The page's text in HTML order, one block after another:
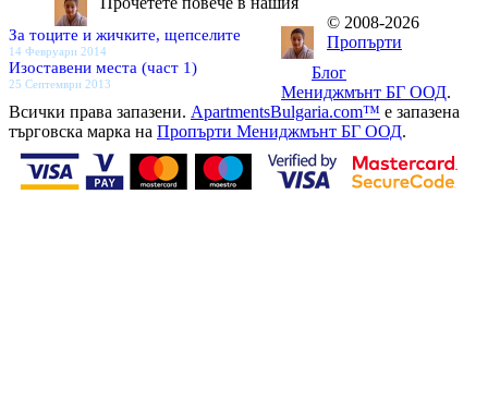
За тоците и жичките, щепселите
14 Февруари 2014
Изоставени места (част 1)
25 Септември 2013
Блог
© 2008-2026
Пропърти
Мениджмънт БГ ООД.
Всички права запазени. ApartmentsBulgaria.com™ е запазена
търговска марка на Пропърти Мениджмънт БГ ООД.